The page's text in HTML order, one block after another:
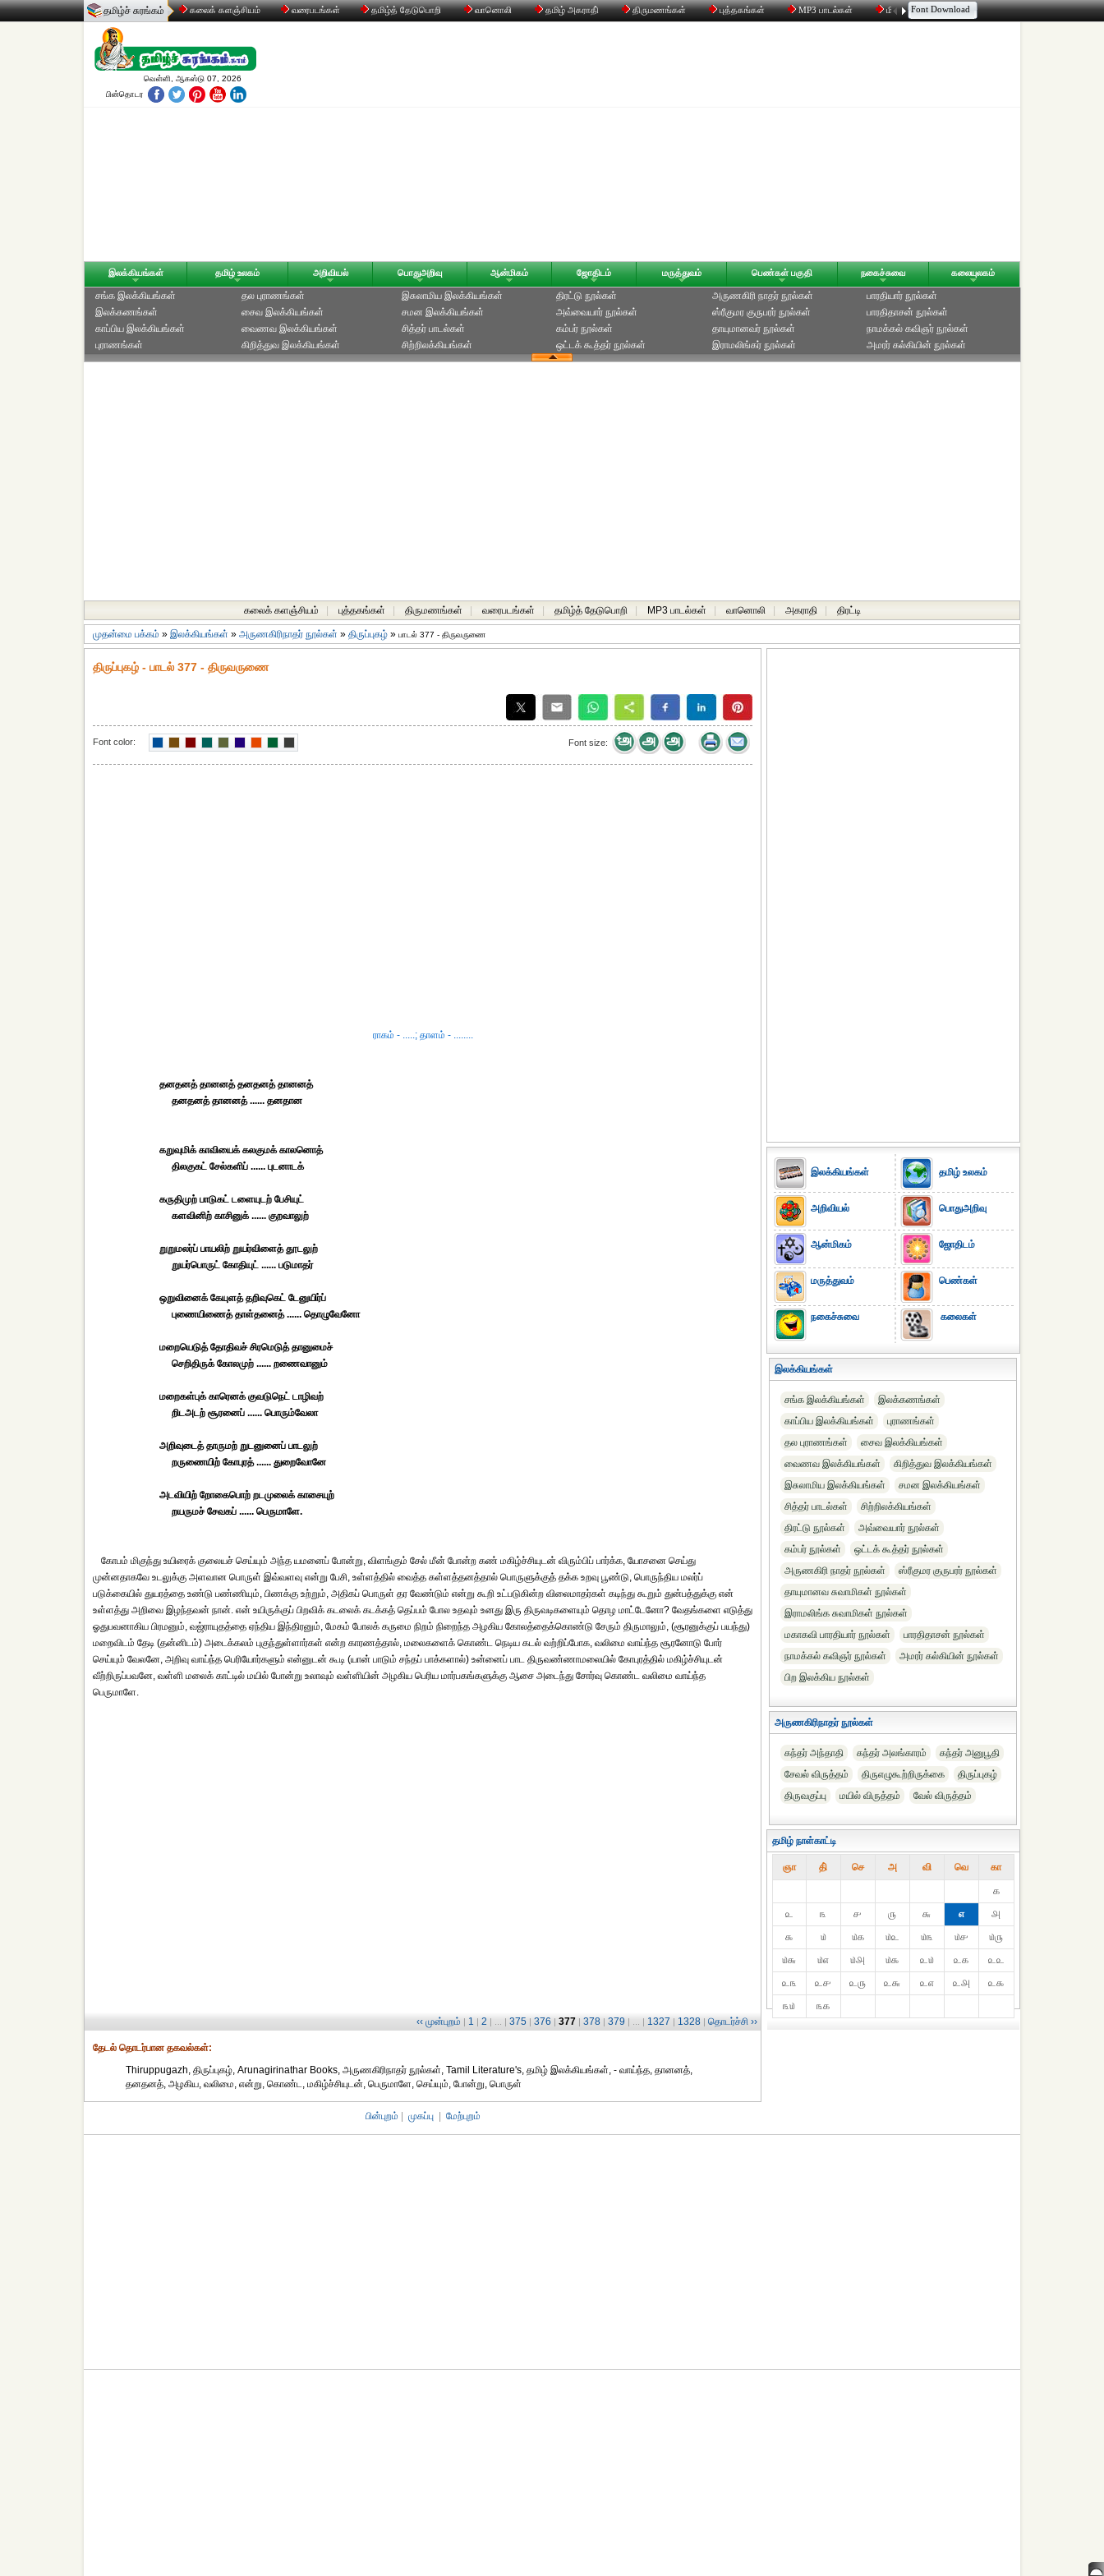
தமிழ்ச் சுரங்கம் கலைக் களஞ்சியம் வரைபடங்கள் தமிழ்த் தேடுபொறி வானொலி தமிழ் அகராதி் திருமணங்கள் புத்தகங்கள் MP3 பாடல்கள் மின்னஞ்சல் திரட்டி உரையாடல்
Font Download
வெள்ளி, ஆகஸ்டு 07, 2026
பின்தொடர
இலக்கியங்கள் தமிழ் உலகம் அறிவியல் பொதுஅறிவு ஆன்மிகம் ஜோதிடம் மருத்துவம் பெண்கள் பகுதி நகைச்சுவை கலையுலகம்
சங்க இலக்கியங்கள்
இலக்கணங்கள்
காப்பிய இலக்கியங்கள்
புராணங்கள்
தல புராணங்கள்
சைவ இலக்கியங்கள்
வைணவ இலக்கியங்கள்
கிறித்துவ இலக்கியங்கள்
இசுலாமிய இலக்கியங்கள்
சமன இலக்கியங்கள்
சித்தர் பாடல்கள்
சிற்றிலக்கியங்கள்
திரட்டு நூல்கள்
அவ்வையார் நூல்கள்
கம்பர் நூல்கள்
ஒட்டக் கூத்தர் நூல்கள்
அருணகிரி நாதர் நூல்கள்
ஸ்ரீகுமர குருபரர் நூல்கள்
தாயுமானவர் நூல்கள்
இராமலிங்கர் நூல்கள்
பாரதியார் நூல்கள்
பாரதிதாசன் நூல்கள்
நாமக்கல் கவிஞர் நூல்கள்
அமரர் கல்கியின் நூல்கள்
கலைக் களஞ்சியம் புத்தகங்கள் திருமணங்கள் வரைபடங்கள் தமிழ்த் தேடுபொறி MP3 பாடல்கள் வானொலி அகராதி திரட்டி
முதன்மை பக்கம் » இலக்கியங்கள் » அருணகிரிநாதர் நூல்கள் » திருப்புகழ் » பாடல் 377 - திருவருணை
திருப்புகழ் - பாடல் 377 - திருவருணை
Font color: Font size:
ராகம் - .....; தாளம் - ........
தனதனத் தானனத் தனதனத் தானனத்
தனதனத் தானனத் ...... தனதான
கறுவுமிக் காவியைக் கலகுமக் காலனொத்
திலகுகட் சேல்களிப் ...... புடனாடக்
கருதிமுற் பாடுகட் டளையுடற் பேசியுட்
களவினிற் காசினுக் ...... குறவாலுற்
றுறுமலர்ப் பாயலிற் றுயர்விளைத் தூடலுற்
றுயர்பொருட் கோதியுட் ...... படுமாதர்
ஒறுவினைக் கேயுளத் தறிவுகெட் டேனுயிர்ப்
புணையிணைத் தாள்தனைத் ...... தொழுவேனோ
மறையெடுத் தோதிவச் சிரமெடுத் தானுமைச்
செறிதிருக் கோலமுற் ...... றணைவானும்
மறைகள்புக் காரெனக் குவடுநெட் டாழிவற்
றிடஅடற் சூரனைப் ...... பொரும்வேலா
அறிவுடைத் தாருமற் றுடனுனைப் பாடலுற்
றருணையிற் கோபுரத் ...... துறைவோனே
அடவியிற் றோகைபொற் றடமுலைக் காசையுற்
றயருமச் சேவகப் ...... பெருமாளே.
கோபம் மிகுந்து உயிரைக் குலையச் செய்யும் அந்த யமனைப் போன்று, விளங்கும் சேல் மீன் போன்ற கண் மகிழ்ச்சியுடன் விரும்பிப் பார்க்க, யோசனை செய்து
முன்னதாகவே உடலுக்கு அளவான பொருள் இவ்வளவு என்று பேசி, உள்ளத்தில் வைத்த கள்ளத்தனத்தால் பொருளுக்குத் தக்க உறவு பூண்டு, பொருந்திய மலர்ப்
படுக்கையில் துயரத்தை உண்டு பண்ணியும், பிணக்கு உற்றும், அதிகப் பொருள் தர வேண்டும் என்று கூறி உட்படுகின்ற விலைமாதர்கள் கடிந்து கூறும் துன்பத்துக்கு என்
உள்ளத்து அறிவை இழந்தவன் நான். என் உயிருக்குப் பிறவிக் கடலைக் கடக்கத் தெப்பம் போல உதவும் உனது இரு திருவடிகளையும் தொழ மாட்டேனோ? வேதங்களை எடுத்து
ஓதுபவனாகிய பிரமனும், வஜ்ராயுதத்தை ஏந்திய இந்திரனும், மேகம் போலக் கருமை நிறம் நிறைந்த அழகிய கோலத்தைக்கொண்டு சேரும் திருமாலும், (சூரனுக்குப் பயந்து)
மறைவிடம் தேடி (தன்னிடம்) அடைக்கலம் புகுந்துள்ளார்கள் என்ற காரணத்தால், மலைகளைக் கொண்ட நெடிய கடல் வற்றிப்போக, வலிமை வாய்ந்த சூரனோடு போர்
செய்யும் வேலனே, அறிவு வாய்ந்த பெரியோர்களும் என்னுடன் கூடி (யான் பாடும் சந்தப் பாக்களால்) உன்னைப் பாட திருவண்ணாமலையில் கோபுரத்தில் மகிழ்ச்சியுடன்
வீற்றிருப்பவனே, வள்ளி மலைக் காட்டில் மயில் போன்று உலாவும் வள்ளியின் அழகிய பெரிய மார்பகங்களுக்கு ஆசை அடைந்து சோர்வு கொண்ட வலிமை வாய்ந்த
பெருமாளே.
‹‹ முன்புறம் | 1 | 2 | ... | 375 | 376 | 377 | 378 | 379 | ... | 1327 | 1328 | தொடர்ச்சி ››
தேட‌ல் தொட‌ர்பான தகவ‌ல்க‌ள்:
Thiruppugazh, திருப்புகழ், Arunagirinathar Books, அருணகிரிநாதர் நூல்கள், Tamil Literature's, தமிழ் இலக்கியங்கள், - வாய்ந்த, தானனத்,
தனதனத், அழகிய, வலிமை, என்று, கொண்ட, மகிழ்ச்சியுடன், பெருமாளே, செய்யும், போன்று, பொருள்
பின்புறம் முகப்பு மேற்புறம்
இலக்கியங்கள்
அறிவியல்
ஆன்மிகம்
மருத்துவம்
நகைச்சுவை
தமிழ் உலகம்
பொதுஅறிவு
ஜோதிடம்
பெண்கள்
கலைகள்
இலக்கியங்கள்
சங்க இலக்கியங்கள்
இலக்கணங்கள்
காப்பிய இலக்கியங்கள்
புராணங்கள்
தல புராணங்கள்
சைவ இலக்கியங்கள்
வைணவ இலக்கியங்கள்
கிறித்துவ இலக்கியங்கள்
இசுலாமிய இலக்கியங்கள்
சமன இலக்கியங்கள்
சித்தர் பாடல்கள்
சிற்றிலக்கியங்கள்
திரட்டு நூல்கள்
அவ்வையார் நூல்கள்
கம்பர் நூல்கள்
ஒட்டக் கூத்தர் நூல்கள்
அருணகிரி நாதர் நூல்கள்
ஸ்ரீகுமர குருபரர் நூல்கள்
தாயுமானவ சுவாமிகள் நூல்கள்
இராமலிங்க சுவாமிகள் நூல்கள்
மகாகவி பாரதியார் நூல்கள்
பாரதிதாசன் நூல்கள்
நாமக்கல் கவிஞர் நூல்கள்
அமரர் கல்கியின் நூல்கள்
பிற இலக்கிய நூல்கள்
அருணகிரிநாதர் நூல்கள்
கந்தர் அந்தாதி கந்தர் அலங்காரம்
கந்தர் அனுபூதி
சேவல் விருத்தம்
திருஎழுகூற்றிருக்கை
திருப்புகழ்
திருவகுப்பு
மயில் விருத்தம் வேல் விருத்தம்
தமிழ் நாள்காட்டி
ஞா தி் செ அ வி வெ கா
௧
௨
௩ ௪ ௫ ௬ ௭
௮
௯
௰ ௰௧ ௰௨ ௰௩ ௰௪
௰௫
௰௬
௰௭ ௰௮ ௰௯ ௨௰ ௨௧
௨௨
௨௩
௨௪ ௨௫ ௨௬ ௨௭ ௨௮
௨௯
௩௰
௩௧